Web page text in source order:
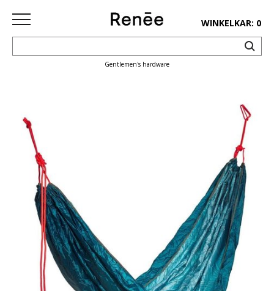
deco
keuken
lifestyle
juwelen
accessoires
paper&pens
Pins&
patches
huidverzorging
WINKELKAR: 0
Gentlemen's hardware